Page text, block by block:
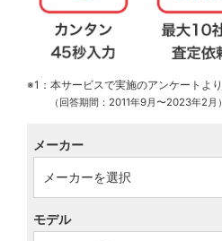
※1：本サービスで実施のアンケートより
（回答期間：2011年9月〜2023年2月）
メーカー
モデル